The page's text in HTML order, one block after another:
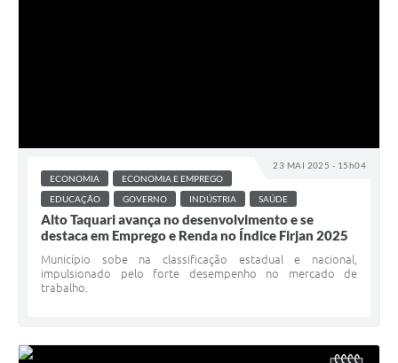
23 MAI 2025 - 15h04
ECONOMIA
ECONOMIA E EMPREGO
EDUCAÇÃO
GOVERNO INDÚSTRIA SAÚDE
Alto Taquari avança no desenvolvimento e se
destaca em Emprego e Renda no Índice Firjan 2025
Município sobe na classificação estadual e nacional,
impulsionado pelo forte desempenho no mercado de
trabalho.